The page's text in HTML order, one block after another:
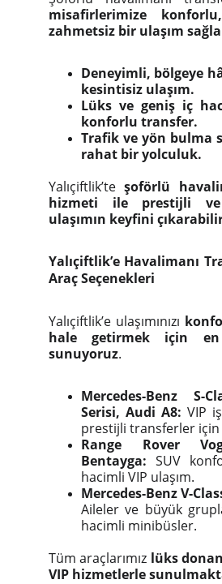
misafirlerimize
zahmetsiz bir ulaşım
Deneyimli, bölgeye
kesintisiz ulaşım.
Lüks ve geniş iç
konforlu transfer.
Trafik ve yön bulma
rahat bir yolculuk.
Yalıçiftlik’teşoförlü
hizmeti ile prestijli
ulaşımın keyfini
Yalıçiftlik’e Havalimanı
Araç Seçenekleri
Yalıçiftlik’e ulaşımınızı
hale getirmek için
sunuyoruz.
Mercedes-Benz S-
Serisi, Audi A8: VIP
prestijli transferler için
Range Rover
Bentayga: SUV
hacimli VIP ulaşım.
Mercedes-Benz V-
Aileler ve büyük
hacimli minibüsler.
Tüm araçlarımız lüks
VIP hizmetlerle